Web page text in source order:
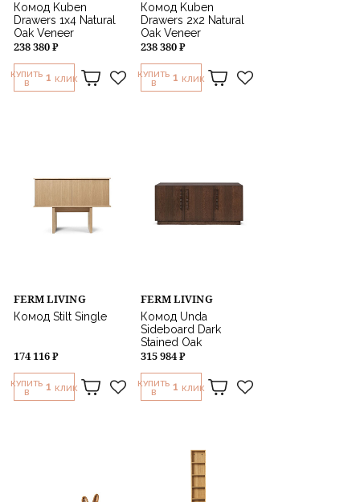
Комод Kuben
Drawers 1x4 Natural
Oak Veneer
238 380 ₽
КУПИТЬ
В
1 КЛИК
Комод Kuben
Drawers 2x2 Natural
Oak Veneer
238 380 ₽
КУПИТЬ
В
1 КЛИК
FERM LIVING
Комод Stilt Single
174 116 ₽
КУПИТЬ
В
1 КЛИК
FERM LIVING
Комод Unda
Sideboard Dark
Stained Oak
315 984 ₽
КУПИТЬ
В
1 КЛИК